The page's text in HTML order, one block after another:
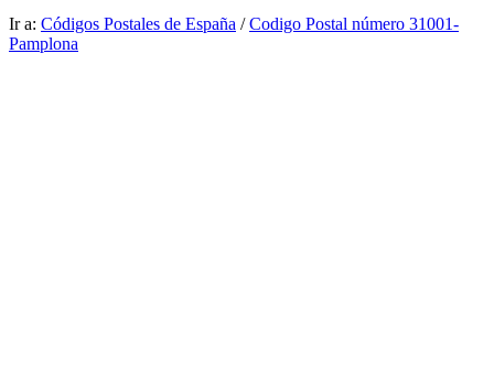
Ir a: Códigos Postales de España /Codigo Postal número 31001-
Pamplona